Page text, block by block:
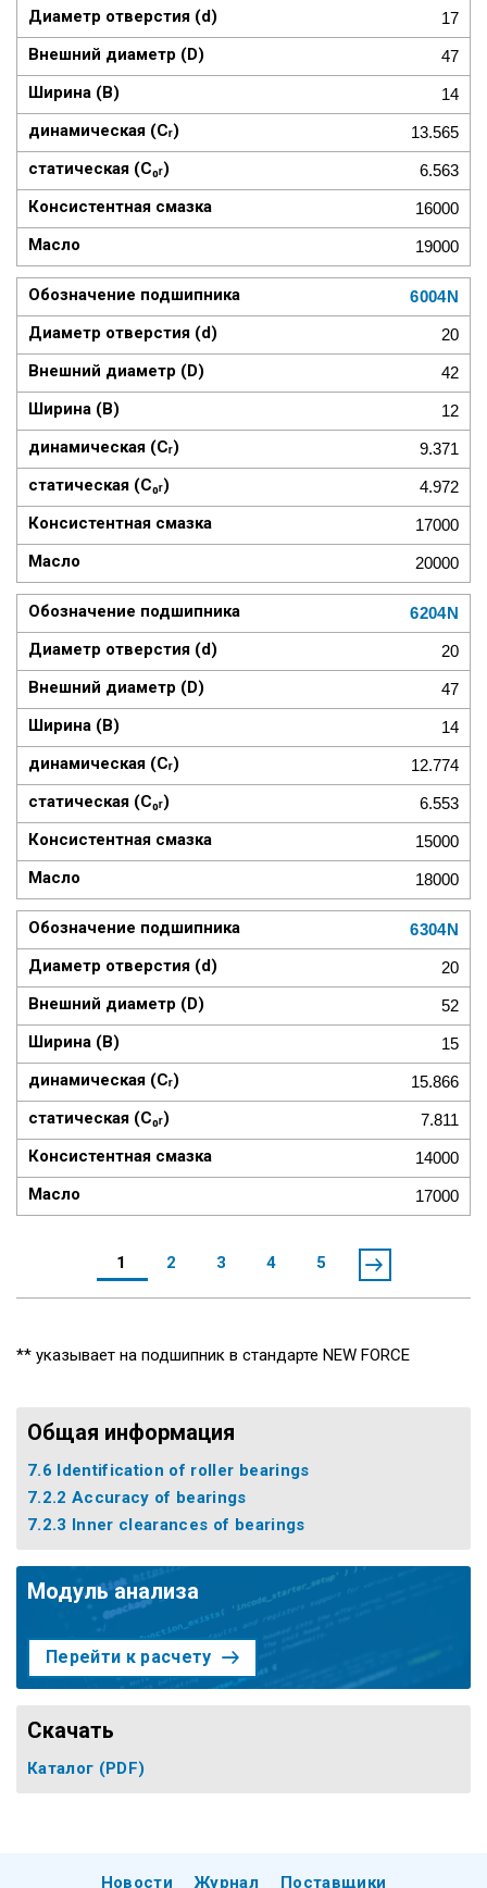
17
47
14
13.565
6.563
16000
19000
6004N
20
42
12
9.371
4.972
17000
20000
6204N
20
47
14
12.774
6.553
15000
18000
6304N
20
52
15
15.866
7.811
14000
17000
1 2 3 4 5
** указывает на подшипник в стандарте NEW FORCE
Общая информация
7.6 Identification of roller bearings
7.2.2 Accuracy of bearings
7.2.3 Inner clearances of bearings
Модуль анализа
Перейти к расчету
Скачать
Каталог (PDF)
Новости Журнал Поставщики